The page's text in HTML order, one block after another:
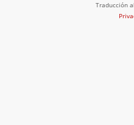
Traducción